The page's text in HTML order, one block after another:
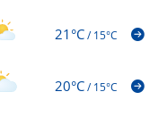
21°C/15°C
20°C/15°C